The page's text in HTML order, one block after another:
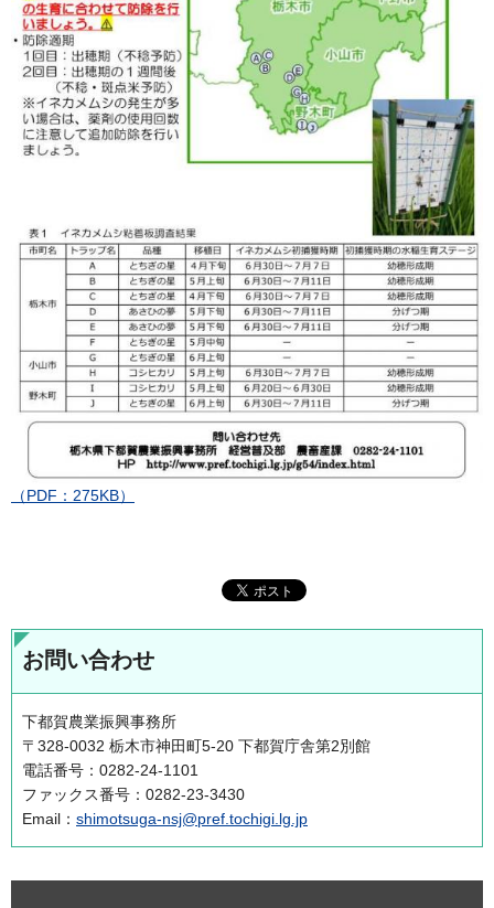
（PDF：275KB）
お問い合わせ
下都賀農業振興事務所
〒328-0032 栃木市神田町5-20 下都賀庁舎第2別館
電話番号：0282-24-1101
ファックス番号：0282-23-3430
Email： shimotsuga-nsj@pref.tochigi.lg.jp